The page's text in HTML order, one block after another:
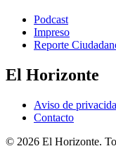
Podcast
Impreso
Reporte
El Horizonte
Aviso de
Contacto
© 2026 El Horizonte.